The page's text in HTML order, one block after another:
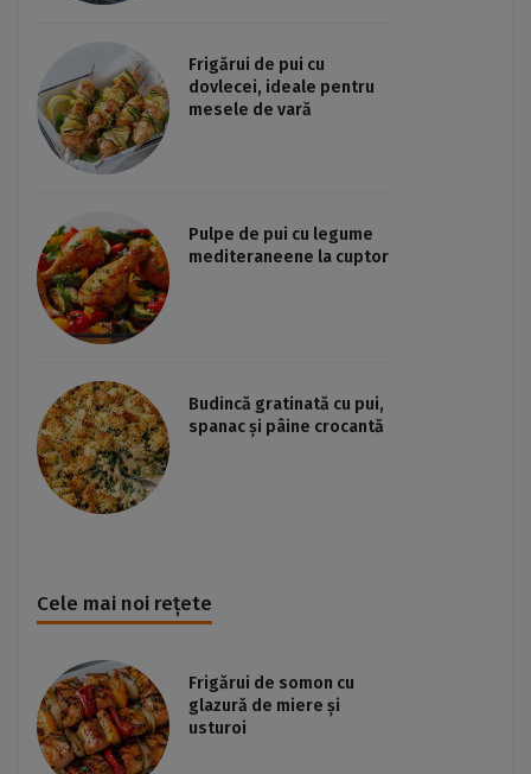
Frigărui de pui cu
dovlecei, ideale pentru
mesele de vară
Pulpe de pui cu legume
mediteraneene la cuptor
Budincă gratinată cu pui,
spanac și pâine crocantă
Cele mai noi rețete
Frigărui de somon cu
glazură de miere și
usturoi